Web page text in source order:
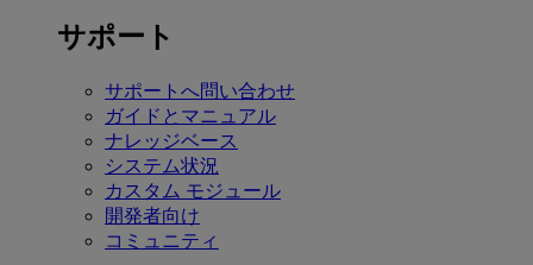
サポート
サポートへ問い合わせ
ガイドとマニュアル
ナレッジベース
システム状況
カスタム モジュール
開発者向け
コミュニティ